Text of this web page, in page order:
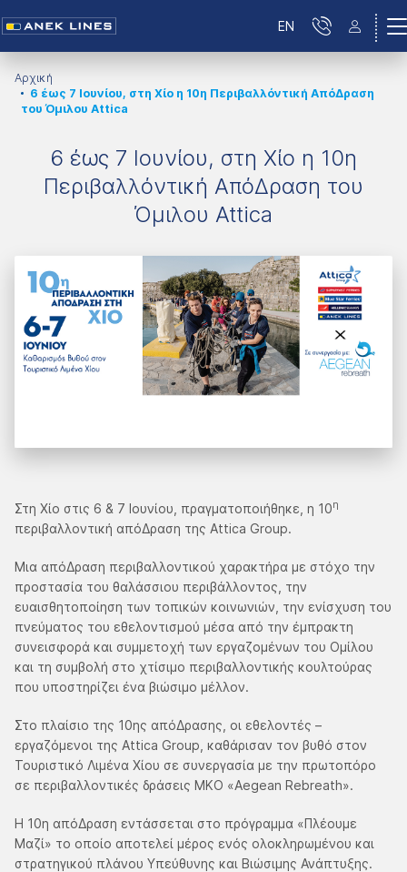
EN
Αρχική
6 έως 7 Ιουνίου, στη Χίο η 10η Περιβαλλόντική ΑπόΔραση
του Όμιλου Attica
6 έως 7 Ιουνίου, στη Χίο η 10η
Περιβαλλόντική ΑπόΔραση του
Όμιλου Attica
Στη Χίο στις 6 & 7 Ιουνίου, πραγματοποιήθηκε, η 10η
περιβαλλοντική απόΔραση της Attica Group.
Μια απόΔραση περιβαλλοντικού χαρακτήρα με στόχο την
προστασία του θαλάσσιου περιβάλλοντος, την
ευαισθητοποίηση των τοπικών κοινωνιών, την ενίσχυση του
πνεύματος του εθελοντισμού μέσα από την έμπρακτη
συνεισφορά και συμμετοχή των εργαζομένων του Ομίλου
και τη συμβολή στο χτίσιμο περιβαλλοντικής κουλτούρας
που υποστηρίζει ένα βιώσιμο μέλλον.
Στο πλαίσιο της 10ης απόΔρασης, οι εθελοντές –
εργαζόμενοι της Attica Group, καθάρισαν τον βυθό στον
Τουριστικό Λιμένα Χίου σε συνεργασία με την πρωτοπόρο
σε περιβαλλοντικές δράσεις ΜΚΟ «Aegean Rebreath».
Η 10η απόΔραση εντάσσεται στο πρόγραμμα «Πλέουμε
Μαζί» το οποίο αποτελεί μέρος ενός ολοκληρωμένου και
στρατηγικού πλάνου Υπεύθυνης και Βιώσιμης Ανάπτυξης.